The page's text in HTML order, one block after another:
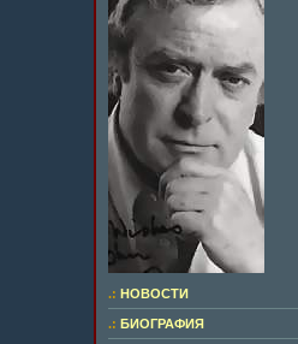
.: НОВОСТИ
.: БИОГРАФИЯ